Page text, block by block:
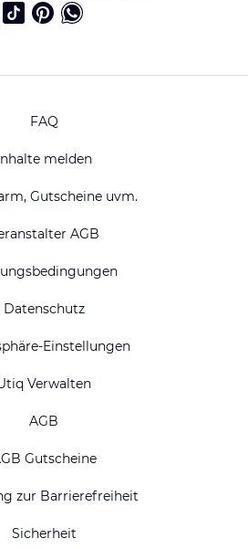
FAQ
melden
Gutscheine uvm.
AGB
Datenschutz
Einstellungen
Verwalten
AGB
Gutscheine
zur Barrierefreiheit
Sicherheit